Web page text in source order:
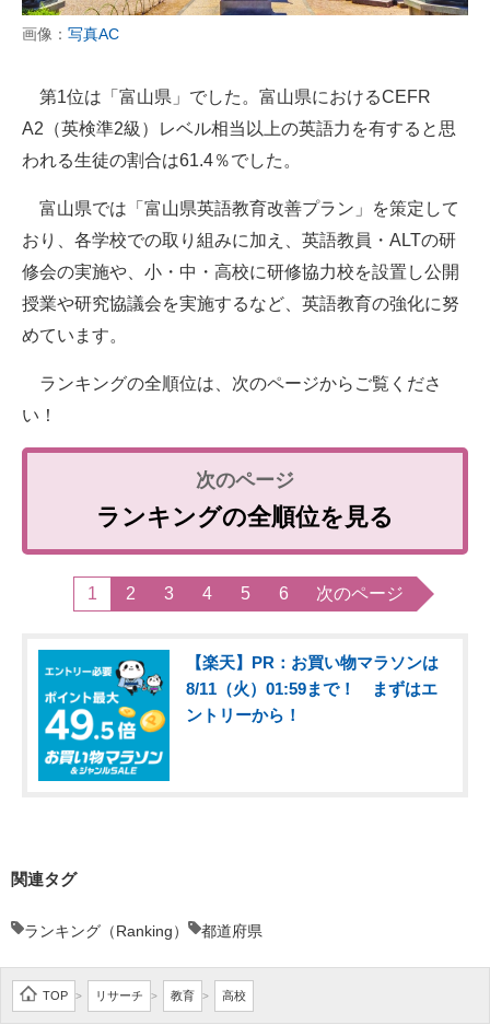
画像： 写真AC
第1位は「富山県」でした。富山県におけるCEFR
A2（英検準2級）レベル相当以上の英語力を有すると思
われる生徒の割合は61.4％でした。
富山県では「富山県英語教育改善プラン」を策定して
おり、各学校での取り組みに加え、英語教員・ALTの研
修会の実施や、小・中・高校に研修協力校を設置し公開
授業や研究協議会を実施するなど、英語教育の強化に努
めています。
ランキングの全順位は、次のページからご覧くださ
い！
ランキングの全順位を見る
1 2 3 4 5 6 次のページ
【楽天】PR：お買い物マラソンは
8/11（火）01:59まで！ まずはエ
ントリーから！
関連タグ
ランキング（Ranking） 都道府県
TOP > リサーチ > 教育 > 高校